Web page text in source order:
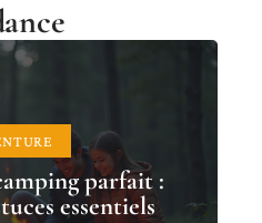
parfait :
essentiels